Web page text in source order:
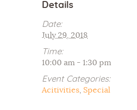
Details
Date:
July 29, 2018
Time:
10:00 am - 1:30 pm
Event Categories:
Acitivities Special